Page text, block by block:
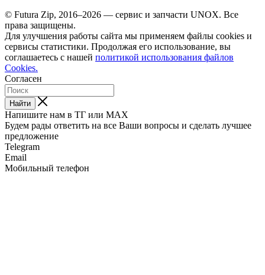
© Futura Zip, 2016–2026 — сервис и запчасти UNOX. Все
права защищены.
Для улучшения работы сайта мы применяем файлы cookies и
сервисы статистики. Продолжая его использование, вы
соглашаетесь с нашей политикой использования файлов
Cookies.
Согласен
Найти
Напишите нам в ТГ или MAX
Будем рады ответить на все Ваши вопросы и сделать лучшее
предложение
Telegram
Email
Мобильный телефон